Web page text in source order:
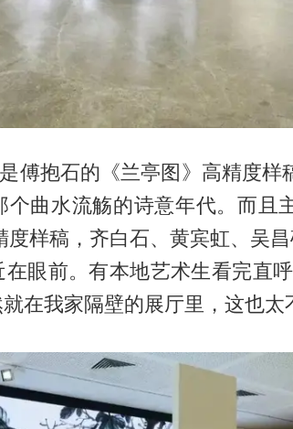
傅抱石的《兰亭图》高精度样
个曲水流觞的诗意年代。而且
度样稿，齐白石、黄宾虹、吴
眼前。有本地艺术生看完直
在我家隔壁的展厅里，这也太